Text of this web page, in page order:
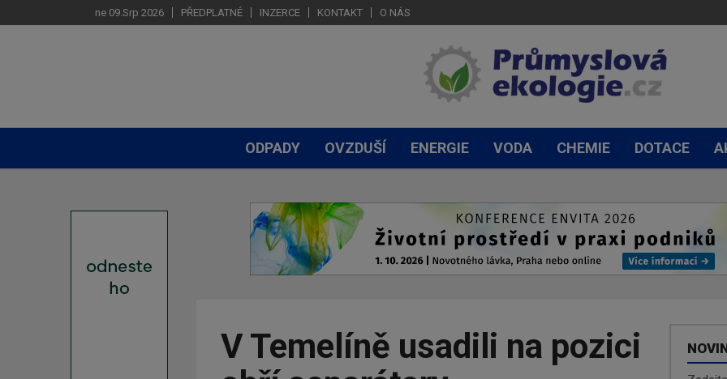
ne 09.Srp 2026 PŘEDPLATNÉ INZERCE KONTAKT O NÁS
ODPADY OVZDUŠÍ ENERGIE VODA CHEMIE DOTACE
V Temelíně usadili na pozici